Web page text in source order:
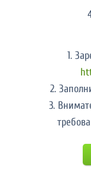
1.
2.
3.